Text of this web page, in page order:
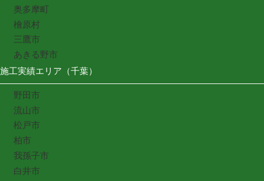
奥多摩町
檜原村
三鷹市
あきる野市
施工実績エリア（千葉）
野田市
流山市
松戸市
柏市
我孫子市
白井市